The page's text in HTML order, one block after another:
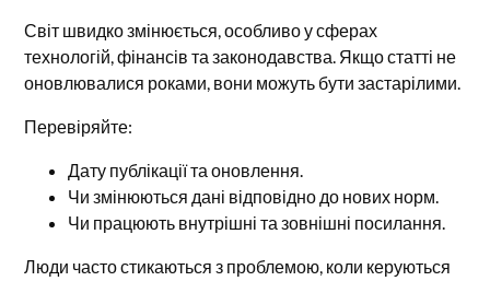
Світ швидко змінюється, особливо у сферах
технологій, фінансів та законодавства. Якщо статті не
оновлювалися роками, вони можуть бути застарілими.
Перевіряйте:
Дату публікації та оновлення.
Чи змінюються дані відповідно до нових норм.
Чи працюють внутрішні та зовнішні посилання.
Люди часто стикаються з проблемою, коли керуються